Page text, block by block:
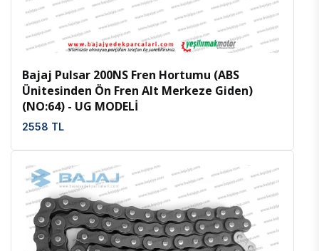
Bajaj Pulsar 200NS Fren Hortumu (ABS
Ünitesinden Ön Fren Alt Merkeze Giden)
(NO:64) - UG MODELİ
2558 TL